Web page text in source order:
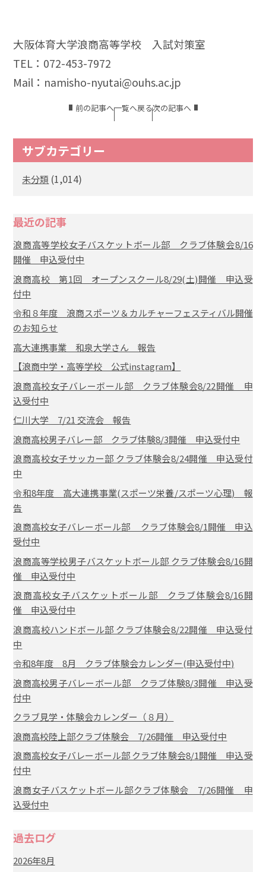
大阪体育大学浪商高等学校 入試対策室
TEL：072-453-7972
Mail：namisho-nyutai@ouhs.ac.jp
前の記事へ一覧へ戻る次の記事へ
サブカテゴリー
未分類 (1,014)
最近の記事
浪商高等学校女子バスケットボール部 クラブ体験会8/16
開催 申込受付中
浪商高校 第1回 オープンスクール8/29(土)開催 申込受
付中
令和８年度 浪商スポーツ＆カルチャーフェスティバル開催
のお知らせ
高大連携事業 和泉大学さん 報告
【浪商中学・高等学校 公式instagram】
浪商高校女子バレーボール部 クラブ体験会8/22開催 申
込受付中
仁川大学 7/21 交流会 報告
浪商高校男子バレー部 クラブ体験8/3開催 申込受付中
浪商高校女子サッカー部 クラブ体験会8/24開催 申込受付
中
令和8年度 高大連携事業(スポーツ栄養/スポーツ心理) 報
告
浪商高校女子バレーボール部 クラブ体験会8/1開催 申込
受付中
浪商高等学校男子バスケットボール部 クラブ体験会8/16開
催 申込受付中
浪商高校女子バスケットボール部 クラブ体験会8/16開
催 申込受付中
浪商高校ハンドボール部 クラブ体験会8/22開催 申込受付
中
令和8年度 8月 クラブ体験会カレンダー(申込受付中)
浪商高校男子バレーボール部 クラブ体験8/3開催 申込受
付中
クラブ見学・体験会カレンダー（８月）
浪商高校陸上部クラブ体験会 7/26開催 申込受付中
浪商高校女子バレーボール部 クラブ体験会8/1開催 申込受
付中
浪商女子バスケットボール部クラブ体験会 7/26開催 申
込受付中
過去ログ
2026年8月